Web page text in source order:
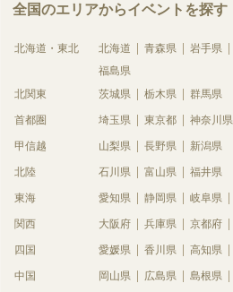
全国のエリアからイベントを探す
北海道・東北 北海道 青森県 岩手県
福島県
北関東
茨城県 栃木県 群馬県
首都圏 埼玉県 東京都 神奈川県
甲信越 山梨県 長野県 新潟県
北陸 石川県 富山県 福井県
東海 愛知県 静岡県 岐阜県
関西 大阪府 兵庫県 京都府
四国 愛媛県 香川県 高知県
中国 岡山県 広島県 島根県